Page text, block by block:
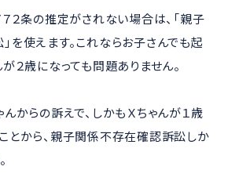
２条の推定がされない場合は、「親子
を使えます。これならお子さんでも起
２歳になっても問題ありません。
からの訴えで、しかもＸちゃんが１歳
とから、親子関係不存在確認訴訟しか